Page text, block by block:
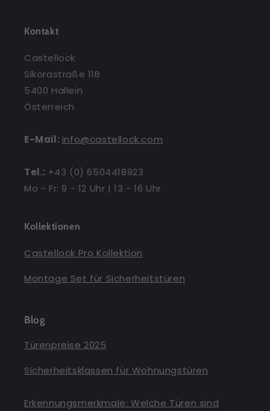
Kontakt
Castellock
Sikorastraße 11B
5400 Hallein
Österreich
E-Mail: info@castellock.com
Tel.: +43 (0) 6504418923
Mo - Fr: 9 - 12 Uhr | 13 - 16 Uhr
Kollektionen
Castellock Pro Kollektion
Montage Set für Sicherheitstüren
Blog
Türenpreise 2025
Sicherheitsklassen für Wohnungstüren
Erkennungsmerkmale: Welche Türen sind